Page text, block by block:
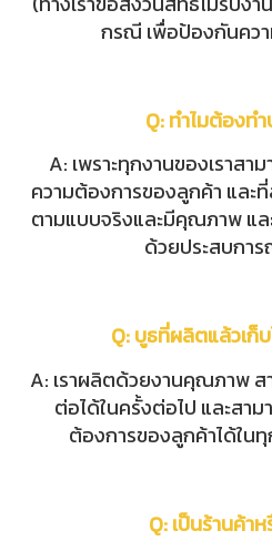
กรณี เพื่อป้องกันคว
Q: ทำไมต้องท
A: เพราะทุกงานของเราส
ความต้องการของลูกค้า แล
ตามแบบจริงและมีคุณภาพ แ
ด้วยประสบกา
Q: บูธที่ผลิตแล้วเก็
A: เราผลิตด้วยงานคุณภาพ ส
ต่อได้ในครั้งต่อไป และสา
ต้องการของลูกค้าได้ใน
Q: เป็นร้านค้า